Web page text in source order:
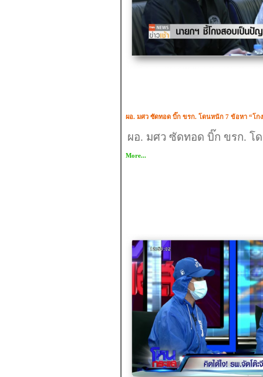
ผอ. มศว ซัดทอด บิ๊ก ขรก. โดนหนัก 7 ข้อหา “โก
ผอ. มศว ซัดทอด บิ๊ก ขรก. โ
More...